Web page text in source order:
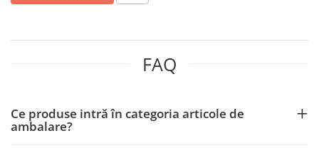
Suruburi, dibluri si accesorii
Panouri si elemente gard
Termometre Meteo
Pentru toate suprafetele
Solutii pentru suprafetele din lemn
bucatarie
Solutii professionale pentru
FAQ
Ce produse intră în categoria articole de
ambalare?